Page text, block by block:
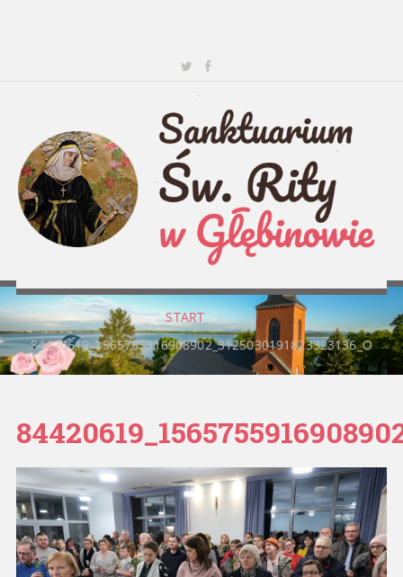
START |
84420619_1565755916908902_3125030191823323136_O